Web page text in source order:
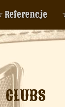
Referencje
CLUBS